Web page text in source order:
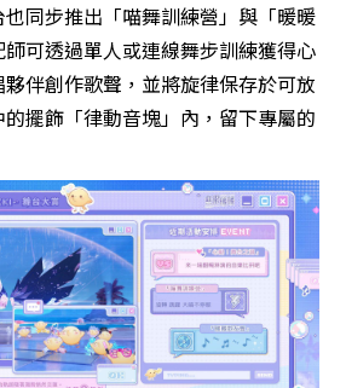
同步推出「喵舞訓練營」與「暖暖
可透過單人或連線舞步訓練獲得心
伴創作歌聲，並將旋律保存於可放
擺飾「律動音塊」內，留下專屬的